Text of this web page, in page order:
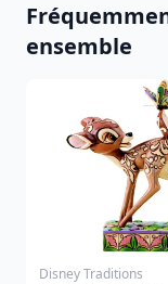
ensemble
Disney Traditions